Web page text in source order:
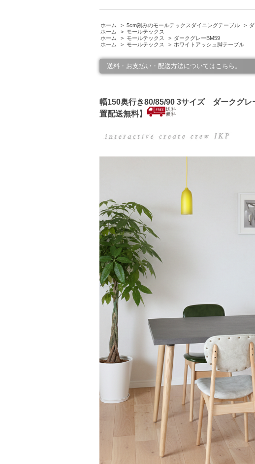
ホーム > 5cm刻みのモールテックスダイニングテーブル >
ホーム
> モールテックス
ホーム
> モールテックス > ダークグレーBM59
ホーム
> モールテックス > ホワイトアッシュ脚テーブル
送料・お支払い・配送方法についてはこちら。
幅150奥行き80/85/90 3サイズ ダークグレ
置配送無料】